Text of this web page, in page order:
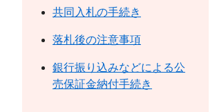
共同入札の手続き
落札後の注意事項
銀行振り込みなどによる公
売保証金納付手続き